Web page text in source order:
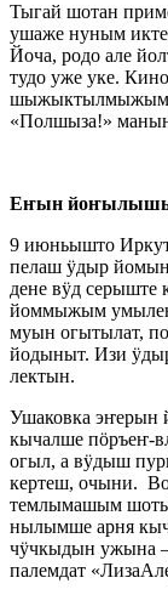
Тыгай шотан
ушаже нуным
Йоча, родо але
тудо уже уке.
«Полшыза!»
Еҥын
9 июньышто
пелаш ӱдыр
дене вӱд серыште
йоммыжым
муын огытылат,
йодыныт. Изи
лектын.
Ушаковка эҥерын
кычалше пӧръеҥ-
огыл, а вӱдыш
кертеш, очыни.
темлымашым
нылымше арня
чӱчкыдын ужына –
палемдат